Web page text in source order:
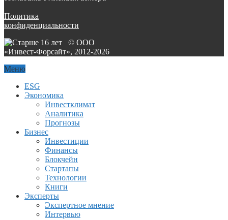
Политика
конфиденциальности
© ООО
«Инвест-Форсайт», 2012-2026
Меню
ESG
Экономика
Инвестклимат
Аналитика
Прогнозы
Бизнес
Инвестиции
Финансы
Блокчейн
Стартапы
Технологии
Книги
Эксперты
Экспертное мнение
Интервью